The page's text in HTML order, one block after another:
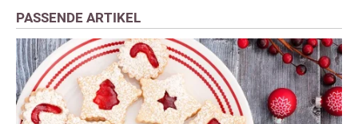
PASSENDE ARTIKEL